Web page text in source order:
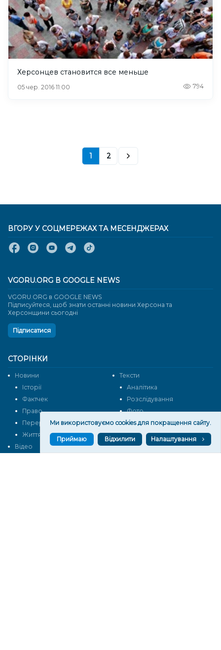
Херсонцев становится все меньше
05 чер. 2016 11:00 794
1 2
СТОРІНКИ
Новини
Тексти
Історії
Аналітика
Фактчек
Розслідування
Право
Фото
Перерва на каву
Промо
Життя
Блоги
Відео
Архів
ВГОРУ У СОЦМЕРЕЖАХ ТА МЕСЕНДЖЕРАХ
VGORU.ORG В GOOGLE NEWS
VGORU.ORG в GOOGLE NEWS
Підписуйтеся, щоб знати останні новини Херсона та
Херсонщини сьогодні
Підписатися
Ми використовуємо cookies для покращення сайту.
Приймаю Відхилити Налаштування